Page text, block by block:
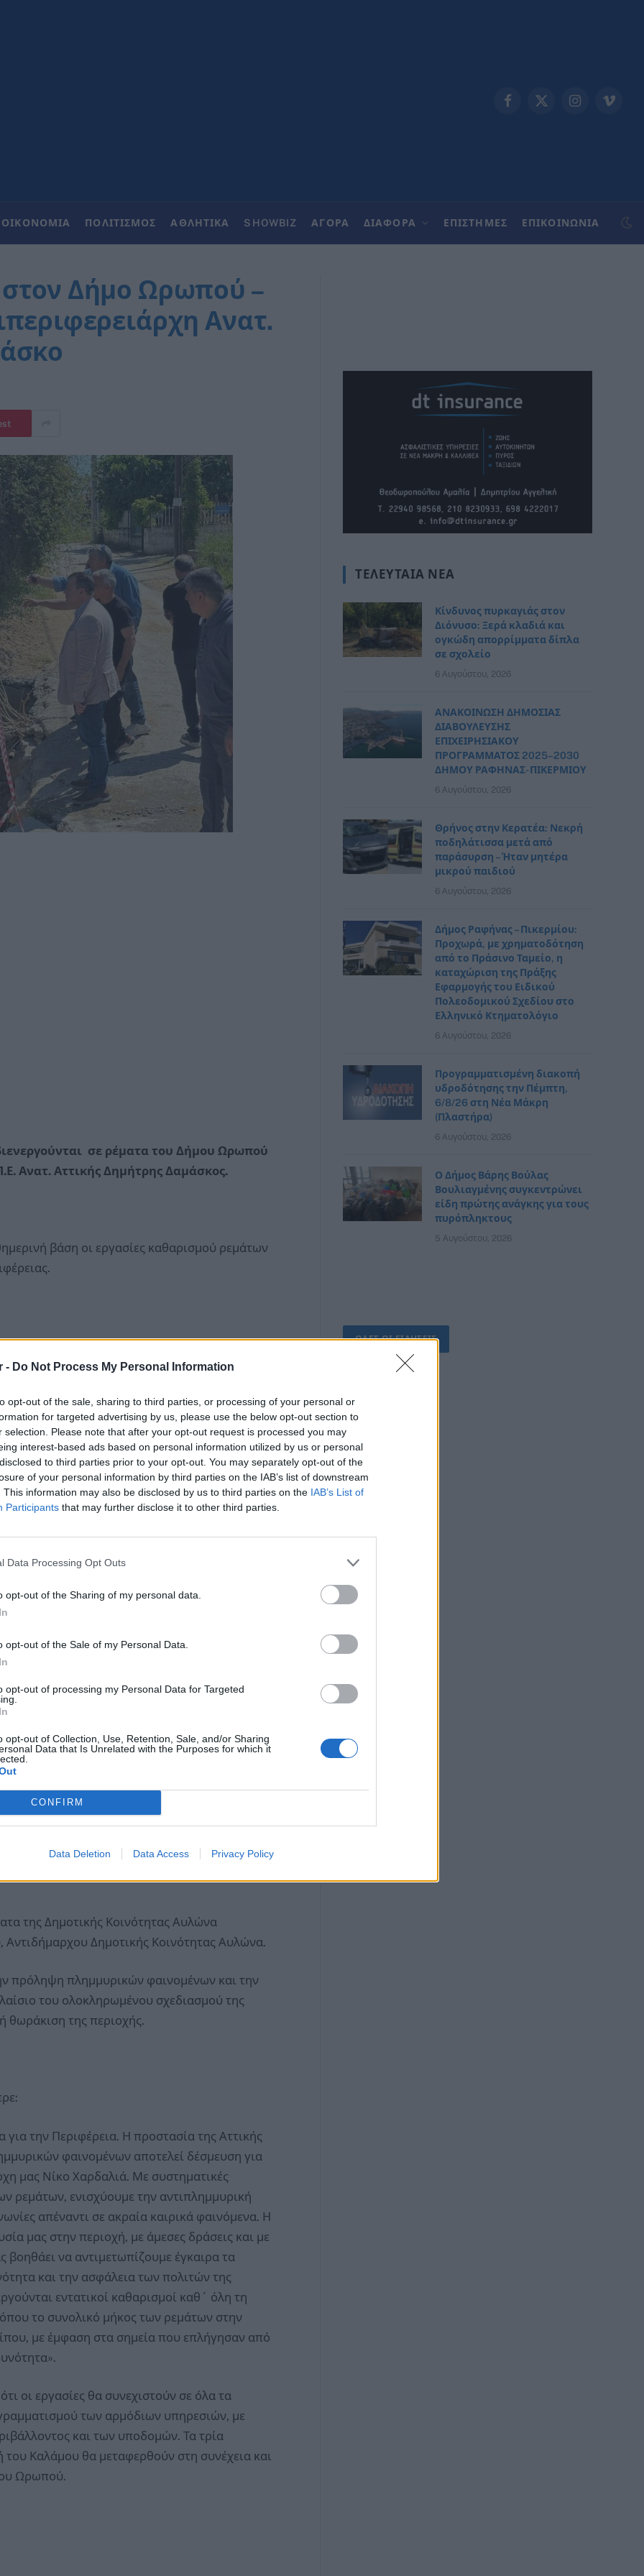
- Do Not Process My Personal Information
opt-out of the sale, sharing to third parties, or processing of your personal or
for targeted advertising by us, please use the below opt-out section to
selection. Please note that after your opt-out request is processed you may
interest-based ads based on personal information utilized by us or personal
to third parties prior to your opt-out. You may separately opt-out of the
of your personal information by third parties on the IAB’s list of downstream
This information may also be disclosed by us to third parties on the IAB’s List of
Participants that may further disclose it to other third parties.
Data Processing Opt Outs
opt-out of the Sharing of my personal data.
opt-out of the Sale of my Personal Data.
opt-out of processing my Personal Data for Targeted
opt-out of Collection, Use, Retention, Sale, and/or Sharing
Data that Is Unrelated with the Purposes for which it
CONFIRM
Data Deletion Data Access Privacy Policy
Facebook
X
InstagramVimeo
ΟΙΚΟΝΟΜΙΑ ΠΟΛΙΤΙΣΜΟΣ ΑΘΛΗΤΙΚΑ SHOWBIZ ΑΓΟΡΑ ΔΙΑΦΟΡΑ ΕΠΙΣΤΗΜΕΣ ΕΠΙΚΟΙΝΩΝΊΑ
Δήμο Ωρωπού –
Ανατ.
σε ρέματα του Δήμου Ωρωπού
Ανατ. Αττικής Δημήτρης Δαμάσκος.
βάση οι εργασίες καθαρισμού ρεμάτων
φερτών υλικών από ρέματα του
Π.Ε.Α.Α. κύριος Δημήτρης Δαμάσκος,
του Δήμου, στο πλαίσιο των
της περιοχής. Στην επιτόπια
ήταν ο Διευθυντής Τεχνικών Έργων ΠΕΑΑ,
Ιωάννης, Αντιδήμαρχος Δημοτικής
Πρόεδρος Τοπικής Κοινότητας
Αντιδήμαρχος Δημοτικής Κοινότητας Αυλώνα.
των σημείων όπου εκτελούνται εργασίες,
βλάστησης και απομάκρυνσης
διασφάλιση της ομαλής ροής των υδάτων και
των περιουσιών τους. Πιο συγκεκριμένα,
και στο Χιλιοπόταμο, τα οποία βρίσκονται
της Δημοτικής Κοινότητας Αυλώνα
Δημοτικής Κοινότητας Αυλώνα.
πρόληψη πλημμυρικών φαινομένων και την
του ολοκληρωμένου σχεδιασμού της
θωράκιση της περιοχής.
την Περιφέρεια. Η προστασία της Αττικής
φαινομένων αποτελεί δέσμευση για
μας Νίκο Χαρδαλιά. Με συστηματικές
ρεμάτων, ενισχύουμε την αντιπλημμυρική
απέναντι σε ακραία καιρικά φαινόμενα. Η
μας στην περιοχή, με άμεσες δράσεις και με
να αντιμετωπίζουμε έγκαιρα τα
και την ασφάλεια των πολιτών της
εντατικοί καθαρισμοί καθ΄ όλη τη
το συνολικό μήκος των ρεμάτων στην
με έμφαση στα σημεία που επλήγησαν από
οι εργασίες θα συνεχιστούν σε όλα τα
των αρμόδιων υπηρεσιών, με
και των υποδομών. Τα τρία
του Καλάμου θα μεταφερθούν στη συνέχεια και
Ωρωπού.
ΤΕΛΕΥΤΑΊΑ ΝΈΑ
Κίνδυνος πυρκαγιάς στον
Διόνυσο: Ξερά κλαδιά και
ογκώδη απορρίμματα δίπλα
σε σχολείο
6 Αυγούστου, 2026
ΑΝΑΚΟΙΝΩΣΗ ΔΗΜΟΣΙΑΣ
ΔΙΑΒΟΥΛΕΥΣΗΣ
ΕΠΙΧΕΙΡΗΣΙΑΚΟΥ
ΠΡΟΓΡΑΜΜΑΤΟΣ 2025–2030
ΔΗΜΟΥ ΡΑΦΗΝΑΣ- ΠΙΚΕΡΜΙΟΥ
6 Αυγούστου, 2026
Θρήνος στην Κερατέα: Νεκρή
ποδηλάτισσα μετά από
παράσυρση – Ήταν μητέρα
μικρού παιδιού
6 Αυγούστου, 2026
Δήμος Ραφήνας – Πικερμίου:
Προχωρά, με χρηματοδότηση
από το Πράσινο Ταμείο, η
καταχώριση της Πράξης
Εφαρμογής του Ειδικού
Πολεοδομικού Σχεδίου στο
Ελληνικό Κτηματολόγιο
6 Αυγούστου, 2026
Προγραμματισμένη διακοπή
υδροδότησης την Πέμπτη,
6/8/26 στη Νέα Μάκρη
(Πλαστήρα)
6 Αυγούστου, 2026
Ο Δήμος Βάρης Βούλας
Βουλιαγμένης συγκεντρώνει
είδη πρώτης ανάγκης για τους
πυρόπληκτους
5 Αυγούστου, 2026
ΟΛΕΣ ΟΙ ΕΙΔΗΣΕΙΣ